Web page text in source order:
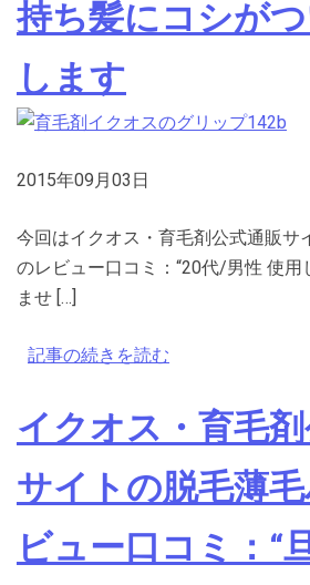
持ち髪にコシが
します
2015年09月03日
今回はイクオス・育毛剤公式通販サ
のレビュー口コミ：“20代/男性 使用
ませ […]
記事の続きを読む
イクオス・育毛
サイトの脱毛薄
ビュー口コミ：“